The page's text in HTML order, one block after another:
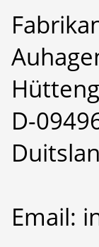
D-
Email: